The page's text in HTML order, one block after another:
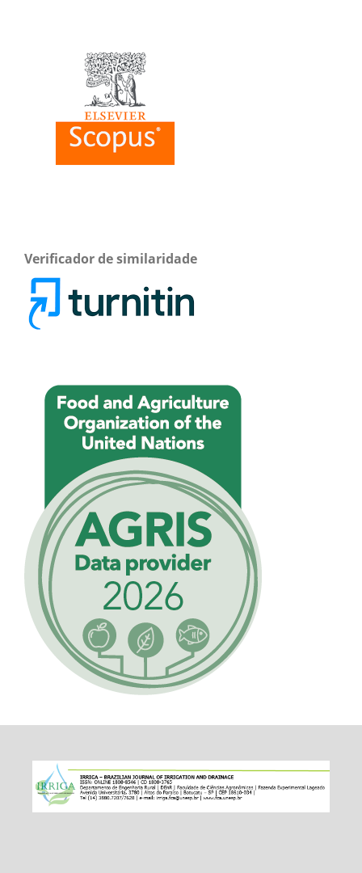
Verificador de similaridade